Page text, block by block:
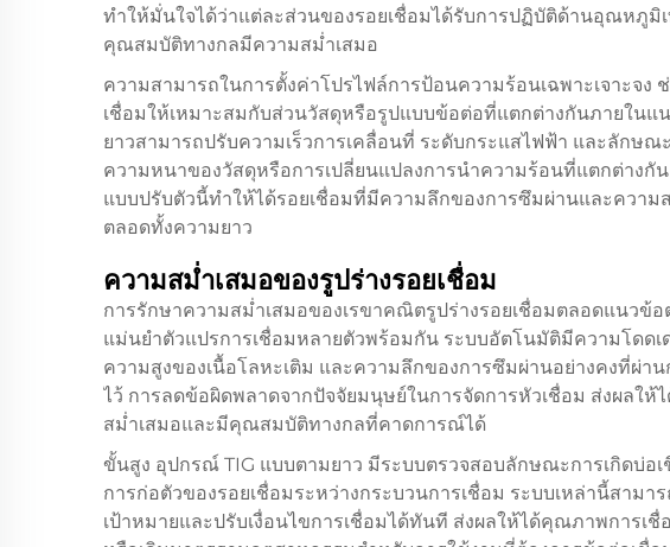
ทำให้มั่นใจได้ว่าแต่ละส่วนของรอยเชื่อมได้รับการปฏิบัติด้านอุณหภูมิ
คุณสมบัติทางกลมีความสม่ำเสมอ
ความสามารถในการตั้งค่าโปรไฟล์การป้อนความร้อนเฉพาะเจาะจง
เชื่อมให้เหมาะสมกับส่วนวัสดุหรือรูปแบบข้อต่อที่แตกต่างกันภายในแ
ยาวสามารถปรับความเร็วการเคลื่อนที่ ระดับกระแสไฟฟ้า และลักษ
ความหนาของวัสดุหรือการเปลี่ยนแปลงการนำความร้อนที่แตกต่างกั
แบบปรับตัวนี้ทำให้ได้รอยเชื่อมที่มีความลึกของการซึมผ่านและควา
ตลอดทั้งความยาว
ความสม่ำเสมอของรูปร่างรอยเชื่อม
การรักษาความสม่ำเสมอของเรขาคณิตรูปร่างรอยเชื่อมตลอดแนวข้
แม่นยำตัวแปรการเชื่อมหลายตัวพร้อมกัน ระบบอัตโนมัติมีความโดด
ความสูงของเนื้อโลหะเติม และความลึกของการซึมผ่านอย่างคงที่ผ่า
ไว้ การลดข้อผิดพลาดจากปัจจัยมนุษย์ในการจัดการหัวเชื่อม ส่งผลใ
สม่ำเสมอและมีคุณสมบัติทางกลที่คาดการณ์ได้
ขั้นสูง อุปกรณ์ TIG แบบตามยาว มีระบบตรวจสอบลักษณะการเกิดบ่อ
การก่อตัวของรอยเชื่อมระหว่างกระบวนการเชื่อม ระบบเหล่านี้สามา
เป้าหมายและปรับเงื่อนไขการเชื่อมได้ทันที ส่งผลให้ได้คุณภาพการเชื่